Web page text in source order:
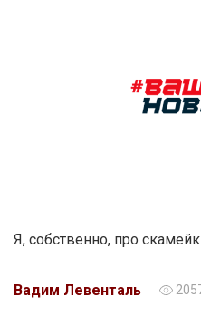
Я, собственно, про
Вадим Левенталь